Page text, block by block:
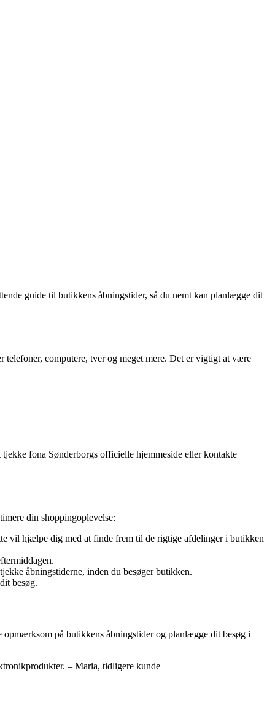
guide til butikkens åbningstider, så du nemt kan planlægge dit
computere, tver og meget mere. Det er vigtigt at være
fona Sønderborgs officielle hjemmeside eller kontakte
din shoppingoplevelse:
vil hjælpe dig med at finde frem til de rigtige afdelinger i butikken
åbningstiderne, inden du besøger butikken.
besøg.
på butikkens åbningstider og planlægge dit besøg i
– Maria, tidligere kunde